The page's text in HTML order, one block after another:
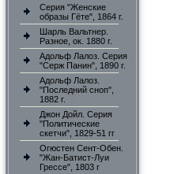
Серия "Женские
образы Гёте", 1864 г.
Шарль Вальтнер.
Разное, ок. 1880 г.
Адольф Лалоз. Серия
"Серж Панин", 1890 г.
Адольф Лалоз.
"Последний сноп",
1882 г.
Джон Дойл. Серия
"Политические
скетчи", 1829-51 гг
Огюстен Сент-Обен.
"Жан-Батист-Луи
Грессе", 1803 г